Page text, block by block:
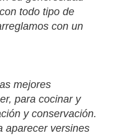
todo tipo de
con un
mejores
para cocinar y
y conservación.
aparecer versines